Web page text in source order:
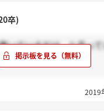
卒)
いているだけ、と言って
ったwww
揺るぎない事実を知っ2019